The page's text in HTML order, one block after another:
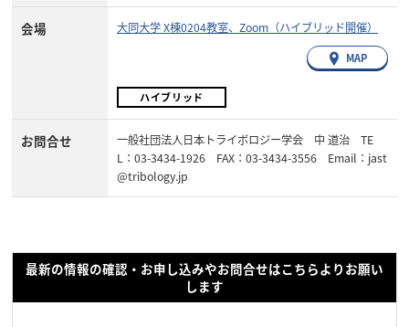
会場 大同大学 X棟0204教室、Zoom（ハイブリッド開催）
MAP
ハイブリッド
お問合せ
一般社団法人日本トライボロジー学会 中 道治 TE
L：03-3434-1926 FAX：03-3434-3556 Email：jast
@tribology.jp
最新の情報の確認・お申し込みやお問合せはこちらよりお願い
します